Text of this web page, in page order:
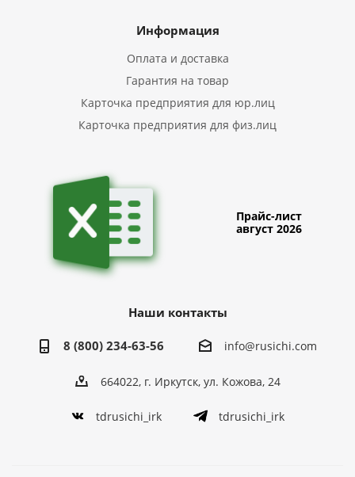
Информация
Оплата и доставка
Гарантия на товар
Карточка предприятия для юр.лиц
Карточка предприятия для физ.лиц
Прайс-лист
август 2026
Наши контакты
8 (800) 234-63-56 info@rusichi.com
664022, г. Иркутск, ул. Кожова, 24
tdrusichi_irk tdrusichi_irk